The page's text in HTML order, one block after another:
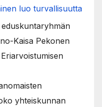
luo turvallisuutta
Kaisa Pekonen
yhteiskunnan